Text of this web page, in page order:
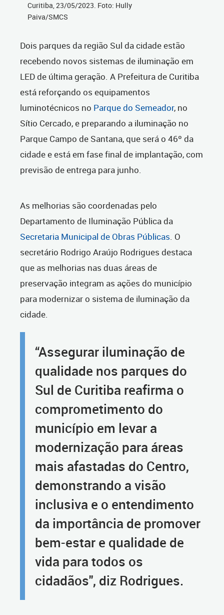
Curitiba, 23/05/2023. Foto: Hully
Paiva/SMCS
Dois parques da região Sul da cidade estão
recebendo novos sistemas de iluminação em
LED de última geração. A Prefeitura de Curitiba
está reforçando os equipamentos
luminotécnicos no Parque do Semeador, no
Sítio Cercado, e preparando a iluminação no
Parque Campo de Santana, que será o 46º da
cidade e está em fase final de implantação, com
previsão de entrega para junho.
As melhorias são coordenadas pelo
Departamento de Iluminação Pública da
Secretaria Municipal de Obras Públicas. O
secretário Rodrigo Araújo Rodrigues destaca
que as melhorias nas duas áreas de
preservação integram as ações do município
para modernizar o sistema de iluminação da
cidade.
“Assegurar iluminação de
qualidade nos parques do
Sul de Curitiba reafirma o
comprometimento do
município em levar a
modernização para áreas
mais afastadas do Centro,
demonstrando a visão
inclusiva e o entendimento
da importância de promover
bem-estar e qualidade de
vida para todos os
cidadãos", diz Rodrigues.